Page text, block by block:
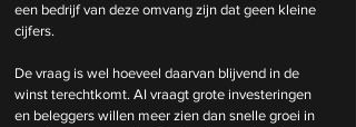
een bedrijf van deze omvang zijn dat geen kleine
cijfers.
De vraag is wel hoeveel daarvan blijvend in de
winst terechtkomt. AI vraagt grote investeringen
en beleggers willen meer zien dan snelle groei in